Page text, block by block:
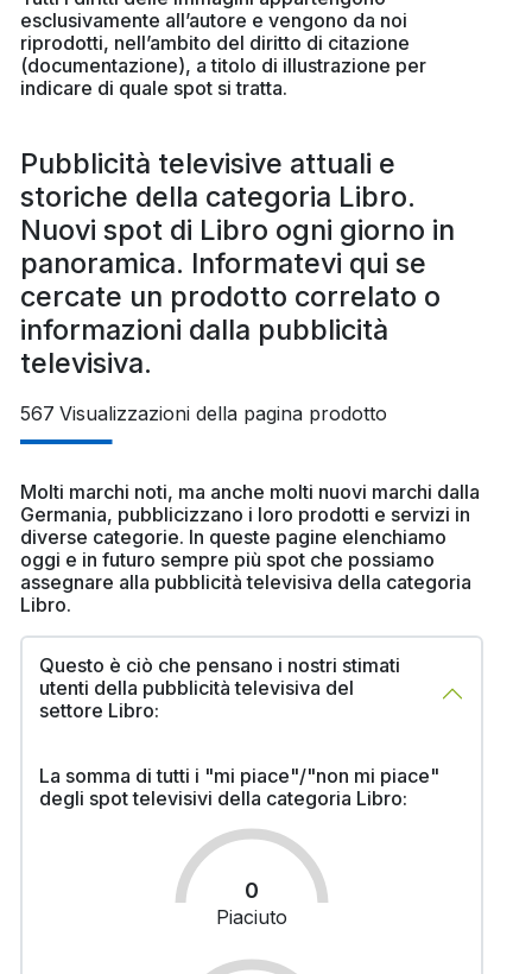
esclusivamente all’autore e vengono da noi
riprodotti, nell’ambito del diritto di citazione
(documentazione), a titolo di illustrazione per
indicare di quale spot si tratta.
Pubblicità televisive attuali e
storiche della categoria Libro.
Nuovi spot di Libro ogni giorno in
panoramica. Informatevi qui se
cercate un prodotto correlato o
informazioni dalla pubblicità
televisiva.
567 Visualizzazioni della pagina prodotto
Molti marchi noti, ma anche molti nuovi marchi dalla
Germania, pubblicizzano i loro prodotti e servizi in
diverse categorie. In queste pagine elenchiamo
oggi e in futuro sempre più spot che possiamo
assegnare alla pubblicità televisiva della categoria
Libro.
Questo è ciò che pensano i nostri stimati
utenti della pubblicità televisiva del
settore Libro:
La somma di tutti i "mi piace"/"non mi piace"
degli spot televisivi della categoria Libro:
0
Piaciuto